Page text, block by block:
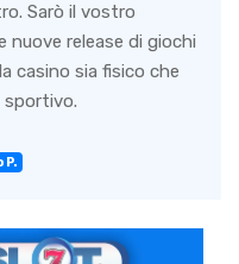
Sarò il vostro
release di giochi
casino sia fisico che
sportivo.